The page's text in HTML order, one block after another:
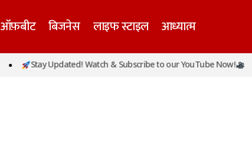
ऑफ़बीट बिजनेस लाइफ स्टाइल आध्यात्म
Stay Updated! Watch & Subscribe to our YouTube Now!